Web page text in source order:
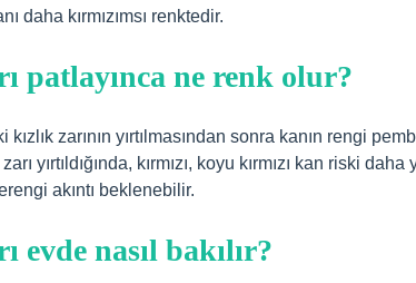
daha kırmızımsı renktedir.
patlayınca ne renk olur?
zarının yırtılmasından sonra kanın rengi
zarı yırtıldığında, kırmızı, koyu kırmızı kan riski
akıntı beklenebilir.
evde nasıl bakılır?